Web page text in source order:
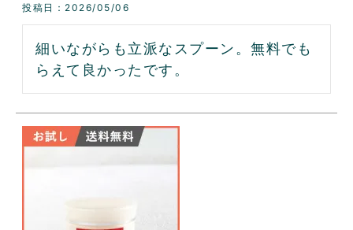
投稿日 2026/05/06
細いながらも立派なスプーン。無料でも
らえて良かったです。